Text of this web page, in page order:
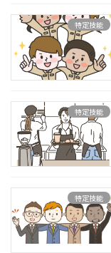
特定技能
特定技能
特定技能